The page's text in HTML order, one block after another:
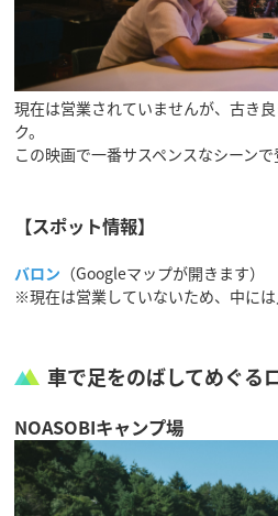
現在は営業されていませんが、古き
ク。
この映画で一番サスペンスなシーンで
【スポット情報】
バロン （Googleマップが開きます）
※現在は営業していないため、中には
車で足をのばしてめぐる
NOASOBIキャンプ場